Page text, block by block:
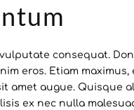
consequat.
eros. Etiam
amet augue. Quisque
ex nec nulla